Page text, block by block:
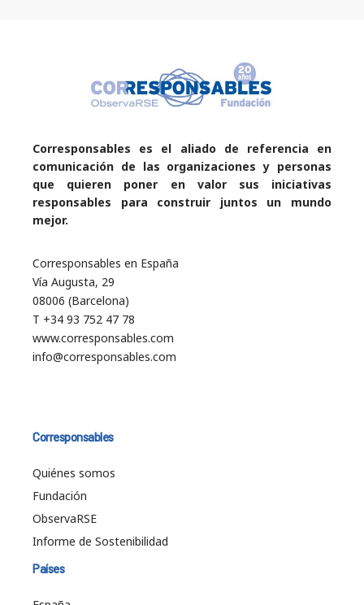
Corresponsables es el aliado de referencia en
comunicación de las organizaciones y personas
que quieren poner en valor sus iniciativas
responsables para construir juntos un mundo
mejor.
Corresponsables en España
Vía Augusta, 29
08006 (Barcelona)
T +34 93 752 47 78
www.corresponsables.com
info@corresponsables.com
Corresponsables
Quiénes somos
Fundación
ObservaRSE
Informe de Sostenibilidad
Países